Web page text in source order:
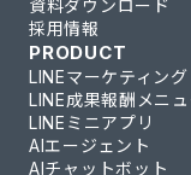
資料ダウンロード
採用情報
PRODUCT
LINEマーケティング
LINE成果報酬メニ
LINEミニアプリ
AIエージェント
AIチャットボット